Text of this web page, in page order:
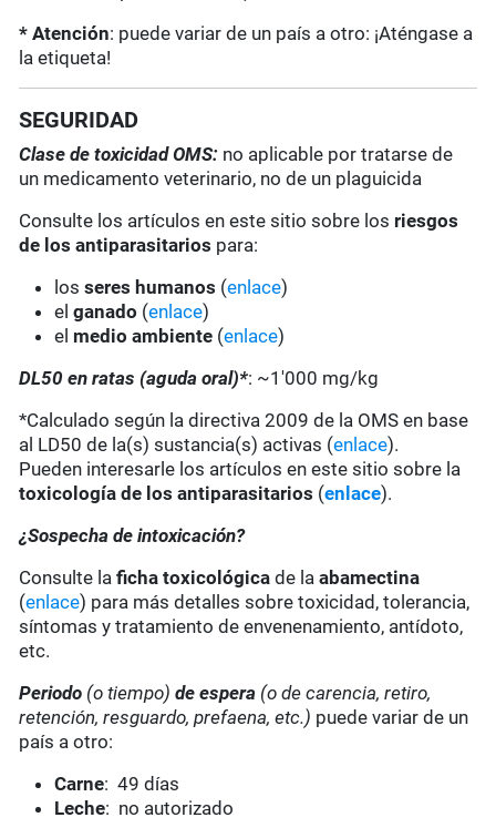
* Atención: puede variar de un país a otro: ¡Aténgase a
la etiqueta!
SEGURIDAD
Clase de toxicidad OMS: no aplicable por tratarse de
un medicamento veterinario, no de un plaguicida
Consulte los artículos en este sitio sobre los riesgos
de los antiparasitarios para:
losseres humanos (enlace)
elganado (enlace)
el medio ambiente (enlace)
DL50 en ratas (aguda oral)*: ~1'000 mg/kg
*Calculado según la directiva 2009 de la OMS en base
al LD50 de la(s) sustancia(s) activas (enlace).
Pueden interesarle los artículos en este sitio sobre la
toxicología de los antiparasitarios (enlace).
¿Sospecha de intoxicación?
Consulte laficha toxicológica de laabamectina
(enlace) para más detalles sobre toxicidad, tolerancia,
síntomas y tratamiento de envenenamiento, antídoto,
etc.
Periodo (o tiempo) de espera (o de carencia, retiro,
retención, resguardo, prefaena, etc.) puede variar de un
país a otro:
Carne: 49 días
Leche: no autorizado